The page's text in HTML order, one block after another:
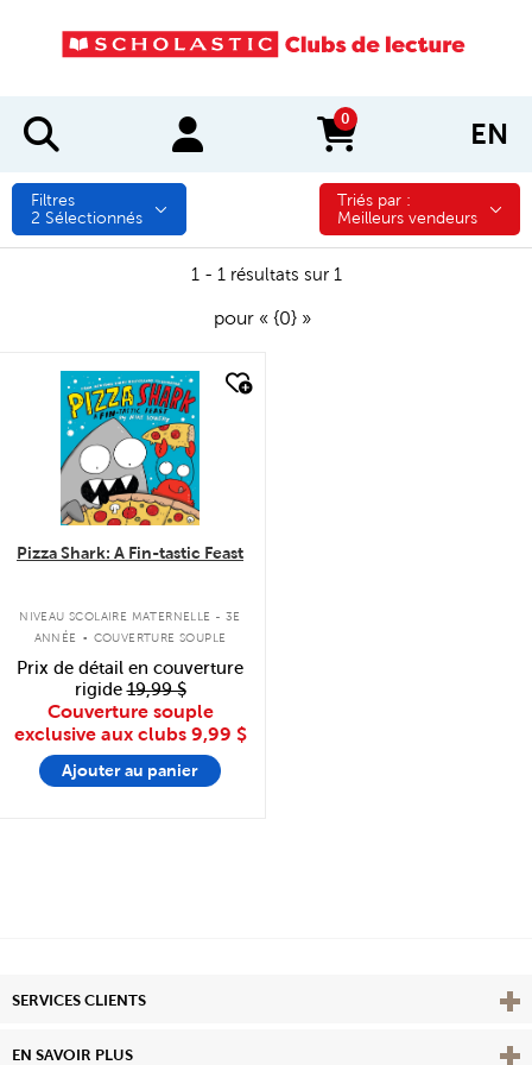
0
items in cart EN
Filtres
2 Sélectionnés
Triés par :
Triés par :
Meilleurs vendeurs
1 - 1 résultats sur 1
pour « {0} »
quick look
Pizza Shark: A Fin-tastic Feast
NIVEAU SCOLAIRE MATERNELLE - 3E
ANNÉE . COUVERTURE SOUPLE
Prix de détail en couverture
rigide19,99 $
Couverture souple
exclusive aux clubs 9,99 $
Ajouter au panier
SERVICES CLIENTS
EN SAVOIR PLUS View